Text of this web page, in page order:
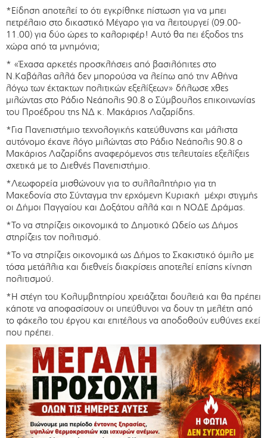
*Eίδηση αποτελεί το ότι εγκρίθηκε πίστωση για να μπει
πετρέλαιο στο δικαστικό Μέγαρο για να λειτουργεί (09.00-
11.00) για δύο ώρες το καλοριφέρ! Αυτό θα πει έξοδος της
χώρα από τα μνημόνια;
* «Έχασα αρκετές προσκλήσεις από βασιλόπιτες στο
Ν.Καβάλας αλλά δεν μπορούσα να λείπω από την Αθήνα
λόγω των έκτακτων πολιτικών εξελίξεων» δήλωσε χθες
μιλώντας στο Ράδιο Νεάπολις 90.8 ο Σύμβουλος επικοινωνίας
του Προέδρου της ΝΔ κ. Μακάριος Λαζαρίδης.
*Για Πανεπιστήμιο τεχνολογικής κατεύθυνσης και μάλιστα
αυτόνομο έκανε λόγο μιλώντας στο Ράδιο Νεάπολις 90.8 ο
Μακάριος Λαζαρίδης αναφερόμενος στις τελευταίες εξελίξεις
σχετικά με το Διεθνές Πανεπιστήμιο.
*Λεωφορεία μισθώνουν για το συλλαλητήριο για τη
Μακεδονία στο Σύνταγμα την ερχόμενη Κυριακή μέχρι στιγμής
οι Δήμοι Παγγαίου και Δοξάτου αλλά και η ΝΟΔΕ Δράμας.
*Το να στηρίζεις οικονομικά το Δημοτικό Ωδείο ως Δήμος
στηρίζεις τον πολιτισμό.
*Το να στηρίζεις οικονομικά ως Δήμος το Σκακιστικό όμιλο με
τόσα μετάλλια και διεθνείς διακρίσεις αποτελεί επίσης κίνηση
πολιτισμού.
*Η στέγη του Κολυμβητηρίου χρειάζεται δουλειά και θα πρέπει
κάποτε να αποφασίσουν οι υπεύθυνοι να δουν τη μελέτη από
το φάκελο του έργου και επιτέλους να αποδοθούν ευθύνες εκεί
που πρέπει.